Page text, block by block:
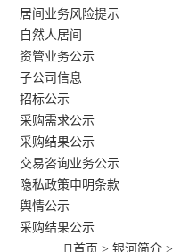
居间业务风险提示
自然人居间
资管业务公示
子公司信息
招标公示
采购需求公示
采购结果公示
交易咨询业务公示
隐私政策申明条款
舆情公示
采购结果公示
首页 > 银河简介>